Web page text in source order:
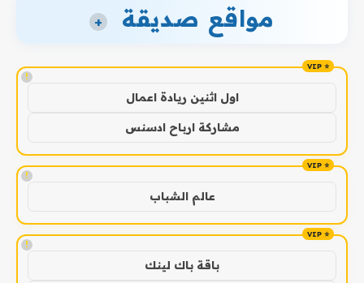
مواقع صديقة +
!
اول اثنين ريادة اعمال
مشاركة ارباح ادسنس
!
عالم الشباب
!
باقة باك لينك